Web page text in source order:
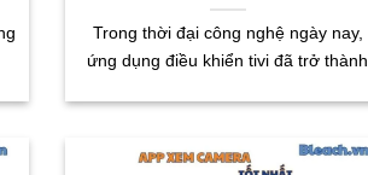
Trong thời đại công nghệ ngày nay,
ứng dụng điều khiển tivi đã trở thành